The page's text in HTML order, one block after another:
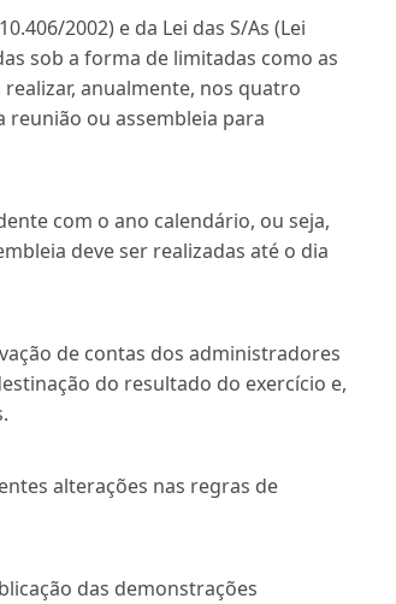
2002) e da Lei das S/As (Lei
sob a forma de limitadas como as
anualmente, nos quatro
reunião ou assembleia para
com o ano calendário, ou seja,
deve ser realizadas até o dia
de contas dos administradores
do resultado do exercício e,
alterações nas regras de
das demonstrações